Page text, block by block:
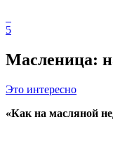
5
Масленица:
Это интересно
«Как на масляной